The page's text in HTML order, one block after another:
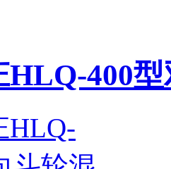
HLQ-400